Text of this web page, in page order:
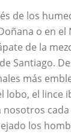
de los
o en el
de la
Santiago.
más
lobo, el lince
nosotros
los